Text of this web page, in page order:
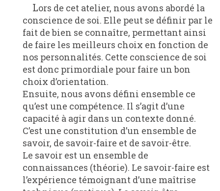
Lors de cet atelier, nous avons abordé la
conscience de soi. Elle peut se définir par le
fait de bien se connaître, permettant ainsi
de faire les meilleurs choix en fonction de
nos personnalités. Cette conscience de soi
est donc primordiale pour faire un bon
choix d’orientation.
Ensuite, nous avons défini ensemble ce
qu’est une compétence. Il s’agit d’une
capacité à agir dans un contexte donné.
C’est une constitution d’un ensemble de
savoir, de savoir-faire et de savoir-être.
Le savoir est un ensemble de
connaissances (théorie). Le savoir-faire est
l’expérience témoignant d’une maîtrise